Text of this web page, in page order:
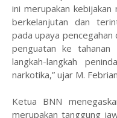
ini merupakan kebijakan
berkelanjutan dan
pada upaya pencegahan
penguatan ke
langkah-langkah
narkotika,” ujar M.
Ketua BNN
merupakan tanggung